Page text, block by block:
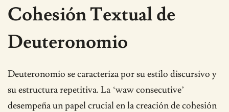
Cohesión Textual de
Deuteronomio
Deuteronomio se caracteriza por su estilo discursivo y
su estructura repetitiva. La ‘waw consecutive’
desempeña un papel crucial en la creación de cohesión